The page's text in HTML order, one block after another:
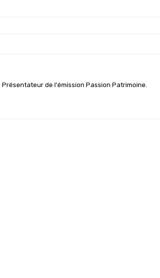
de l'émission Passion Patrimoine.